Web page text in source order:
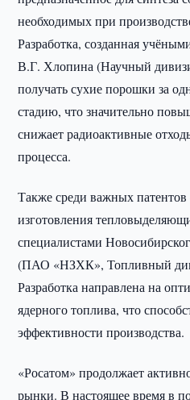
необходимых при
Разработка, созданная
В.Г. Хлопина (Научный
получать сухие порошки за
стадию, что значительно
снижает радиоактивные
процесса.
Также среди важных
изготовления
специалистами
(ПАО «НЗХК», Топливный
Разработка направлена на
ядерного топлива, что
эффективности производства.
«Росатом» продолжает
рынки. В настоящее время в